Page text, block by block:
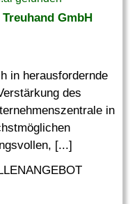
GmbH
in herausfordernde
des
in
[...]